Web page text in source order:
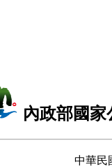
內政部國
中華民